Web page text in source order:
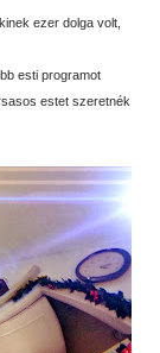
ezer dolga volt,
esti programot
estet szeretnék